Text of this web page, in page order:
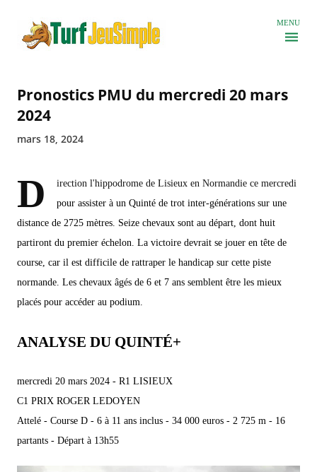
MENU
Pronostics PMU du mercredi 20 mars
2024
mars 18, 2024
D
irection l'hippodrome de Lisieux en Normandie ce mercredi
pour assister à un Quinté de trot inter-générations sur une
distance de 2725 mètres. Seize chevaux sont au départ, dont huit
partiront du premier échelon. La victoire devrait se jouer en tête de
course, car il est difficile de rattraper le handicap sur cette piste
normande. Les chevaux âgés de 6 et 7 ans semblent être les mieux
placés pour accéder au podium.
ANALYSE DU QUINTÉ+
mercredi 20 mars 2024 - R1 LISIEUX
C1 PRIX ROGER LEDOYEN
Attelé - Course D - 6 à 11 ans inclus - 34 000 euros - 2 725 m - 16
partants - Départ à 13h55